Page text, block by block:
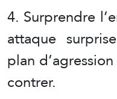
4. Surprendre
attaque
plan
contrer.